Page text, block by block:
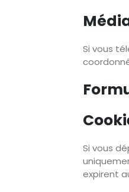
Si vous
Si vous
expirent